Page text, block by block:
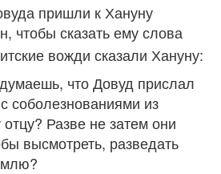
пришли к Хануну
чтобы сказать ему слова
вожди сказали Хануну:
что Довуд прислал
соболезнованиями из
Разве не затем они
высмотреть, разведать